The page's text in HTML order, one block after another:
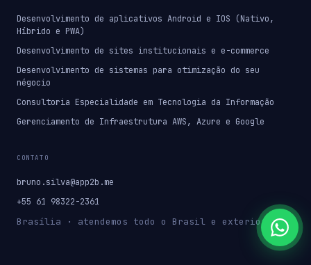
Desenvolvimento de aplicativos Android e IOS (Nativo,
Híbrido e PWA)
Desenvolvimento de sites institucionais e e-commerce
Desenvolvimento de sistemas para otimização do seu
négocio
Consultoria Especialidade em Tecnologia da Informação
Gerenciamento de Infraestrutura AWS, Azure e Google
CONTATO
bruno.silva@app2b.me
+55 61 98322-2361
Brasília · atendemos todo o Brasil e exterior